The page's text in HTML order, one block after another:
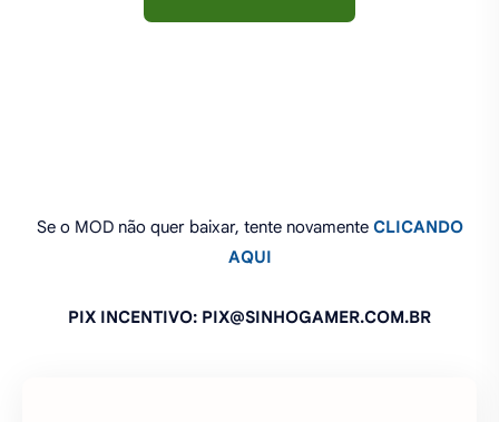
Se o MOD não quer baixar, tente novamente CLICANDO
AQUI
PIX INCENTIVO: PIX@SINHOGAMER.COM.BR